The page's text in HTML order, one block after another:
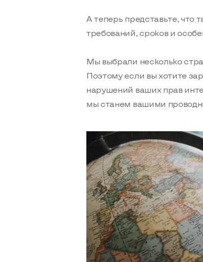
А теперь представьте, что
требований, сроков и
Мы выбрали несколько
Поэтому если вы хотите
нарушений ваших прав
мы станем вашими